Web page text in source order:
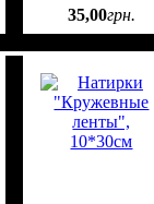
35,00грн.